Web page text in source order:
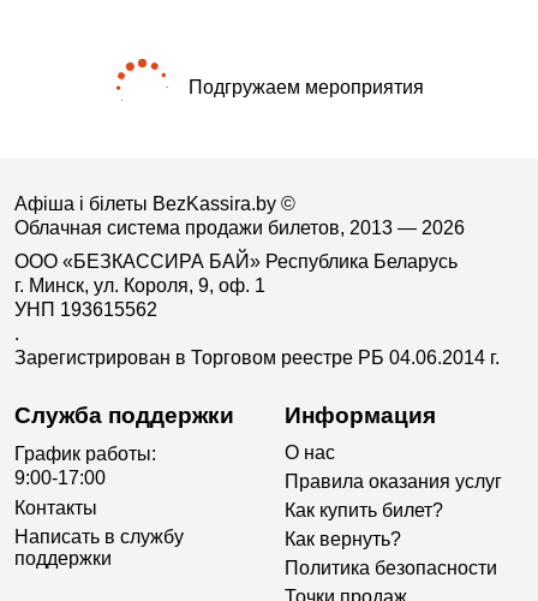
Подгружаем мероприятия
Афіша і білеты BezKassira.by ©
Облачная система продажи билетов, 2013 — 2026
ООО «БЕЗКАССИРА БАЙ» Республика Беларусь
г. Минск, ул. Короля, 9, оф. 1
УНП 193615562
.
Зарегистрирован в Торговом реестре РБ 04.06.2014 г.
Служба поддержки
График работы:
9:00-17:00
Контакты
Написать в службу
поддержки
Информация
О нас
Правила оказания услуг
Как купить билет?
Как вернуть?
Политика безопасности